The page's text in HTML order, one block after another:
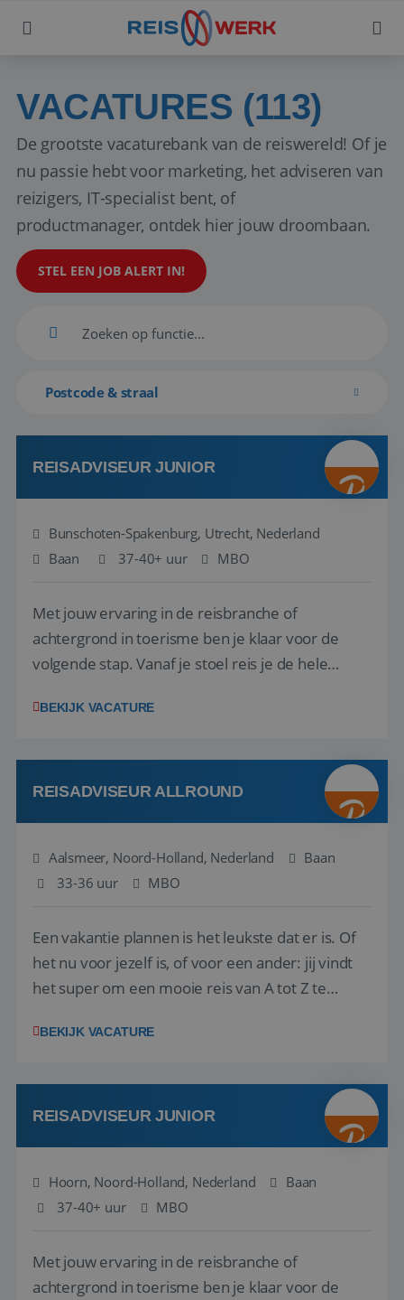
VACATURES (113)
De grootste vacaturebank van de reiswereld! Of je
nu passie hebt voor marketing, het adviseren van
reizigers, IT-specialist bent, of
productmanager, ontdek hier jouw droombaan.
STEL EEN JOB ALERT IN!
Postcode & straal
REISADVISEUR JUNIOR
Bunschoten-Spakenburg, Utrecht, Nederland
Baan
37-40+ uur MBO
Met jouw ervaring in de reisbranche of
achtergrond in toerisme ben je klaar voor de
volgende stap. Vanaf je stoel reis je de hele
wensen van je team, je klant en wat er in de
klanten te overtuigen om die droomreis te
boeken! ...
BEKIJK VACATURE
REISADVISEUR ALLROUND
Aalsmeer, Noord-Holland, Nederland
Baan
33-36 uur
MBO
Een vakantie plannen is het leukste dat er is. Of
het nu voor jezelf is, of voor een ander: jij vindt
het super om een mooie reis van A tot Z te
vakantiegangers de meest prachtige plekjes op
werken: of het nu gaat om vragen ...
BEKIJK VACATURE
REISADVISEUR JUNIOR
Hoorn, Noord-Holland, Nederland
Baan
37-40+ uur
MBO
Met jouw ervaring in de reisbranche of
achtergrond in toerisme ben je klaar voor de